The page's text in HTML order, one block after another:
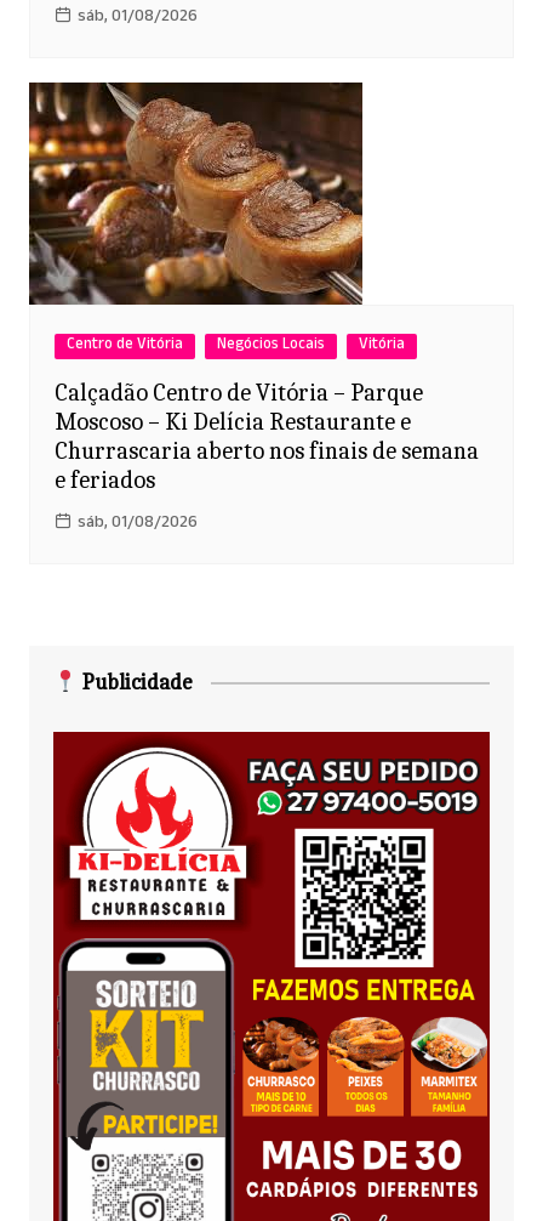
sáb, 01/08/2026
Centro de Vitória Negócios Locais Vitória
Calçadão Centro de Vitória – Parque
Moscoso – Ki Delícia Restaurante e
Churrascaria aberto nos finais de semana
e feriados
sáb, 01/08/2026
Publicidade